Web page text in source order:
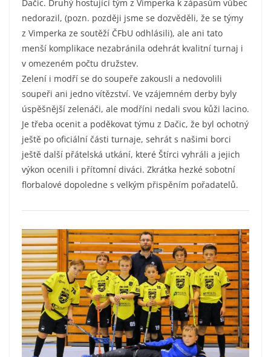
Dačic. Druhý hostující tým z Vimperka k zápasům vůbec
nedorazil, (pozn. později jsme se dozvěděli, že se týmy
z Vimperka ze soutěží ČFbU odhlásili), ale ani tato
menší komplikace nezabránila odehrát kvalitní turnaj i
v omezeném počtu družstev.
Zelení i modří se do soupeře zakousli a nedovolili
soupeři ani jedno vítězství. Ve vzájemném derby byly
úspěšnější zelenáči, ale modříni nedali svou kůži lacino.
Je třeba ocenit a poděkovat týmu z Dačic, že byl ochotný
ještě po oficiální části turnaje, sehrát s našimi borci
ještě další přátelská utkání, které Štírci vyhráli a jejich
výkon ocenili i přítomní diváci. Zkrátka hezké sobotní
florbalové dopoledne s velkým přispěním pořadatelů.